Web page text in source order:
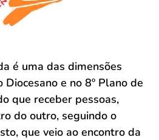
é uma das dimensões
e no 8º Plano de
que receber pessoas,
do outro, seguindo o
que veio ao encontro da